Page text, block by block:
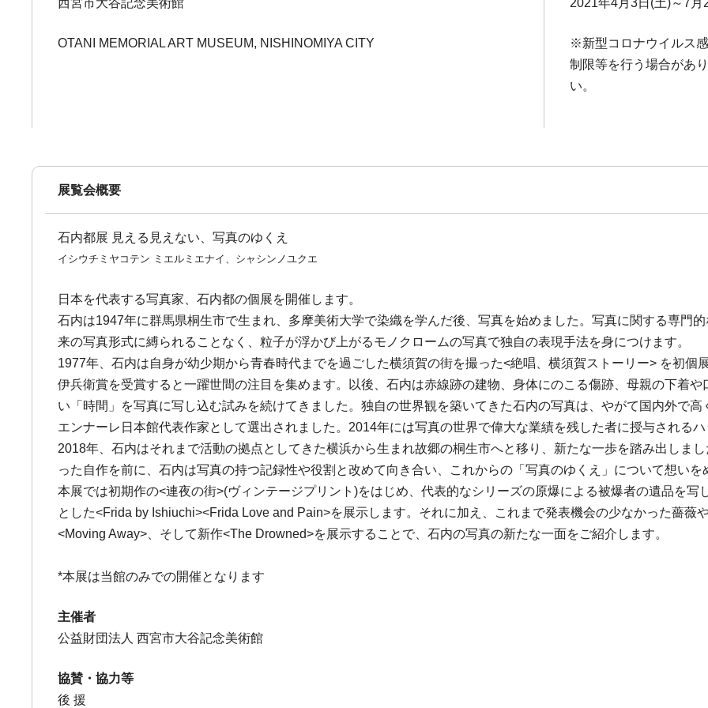
西宮市大谷記念美術館
OTANI MEMORIAL ART MUSEUM, NISHINOMIYA CITY
2021年4月3日(土)～7月
※新型コロナウイルス
制限等を行う場合があ
い。
展覧会概要
石内都展 見える見えない、写真のゆくえ
イシウチミヤコテン ミエルミエナイ、シャシンノユクエ
日本を代表する写真家、石内都の個展を開催します。
石内は1947年に群馬県桐生市で生まれ、多摩美術大学で染織を学んだ後、写真を始めました。写真に関する専門
来の写真形式に縛られることなく、粒子が浮かび上がるモノクロームの写真で独自の表現手法を身につけます。
1977年、石内は自身が幼少期から青春時代までを過ごした横須賀の街を撮った<絶唱、横須賀ストーリー> を初
伊兵衛賞を受賞すると一躍世間の注目を集めます。以後、石内は赤線跡の建物、身体にのこる傷跡、母親の下着
い「時間」を写真に写し込む試みを続けてきました。独自の世界観を築いてきた石内の写真は、やがて国内外で
エンナーレ日本館代表作家として選出されました。2014年には写真の世界で偉大な業績を残した者に授与される
2018年、石内はそれまで活動の拠点としてきた横浜から生まれ故郷の桐生市へと移り、新たな一歩を踏み出しま
った自作を前に、石内は写真の持つ記録性や役割と改めて向き合い、これからの「写真のゆくえ」について想いを
本展では初期作の<連夜の街>(ヴィンテージプリント)をはじめ、代表的なシリーズの原爆による被爆者の遺品を
とした<Frida by Ishiuchi><Frida Love and Pain>を展示します。それに加え、これまで発表機会の少なかった薔薇
<Moving Away>、そして新作<The Drowned>を展示することで、石内の写真の新たな一面をご紹介します。
*本展は当館のみでの開催となります
主催者
公益財団法人 西宮市大谷記念美術館
協賛・協力等
後 援